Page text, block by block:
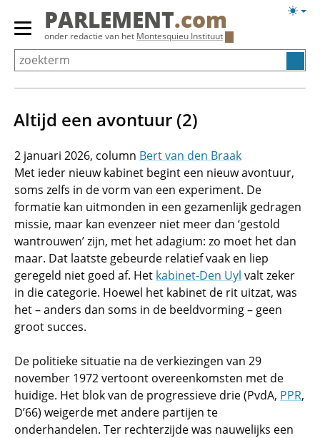
Overslaan
Primair
menu
tonen/verbergen
PARLEMENT.com
onder redactie van het Montesquieu Instituut
Altijd een avontuur (2)
2 januari 2026
Bert van den Braak
Met ieder nieuw kabinet begint een nieuw avontuur,
soms zelfs in de vorm van een experiment. De
formatie kan uitmonden in een gezamenlijk gedragen
missie, maar kan evenzeer niet meer dan ‘gestold
wantrouwen’ zijn, met het adagium: zo moet het dan
maar. Dat laatste gebeurde relatief vaak en liep
geregeld niet goed af. Het kabinet-Den Uyl valt zeker
in die categorie. Hoewel het kabinet de rit uitzat, was
het – anders dan soms in de beeldvorming – geen
groot succes.
De politieke situatie na de verkiezingen van 29
november 1972 vertoont overeenkomsten met de
huidige. Het blok van de progressieve drie (PvdA, PPR,
D’66) weigerde met andere partijen te
onderhandelen. Ter rechterzijde was nauwelijks een